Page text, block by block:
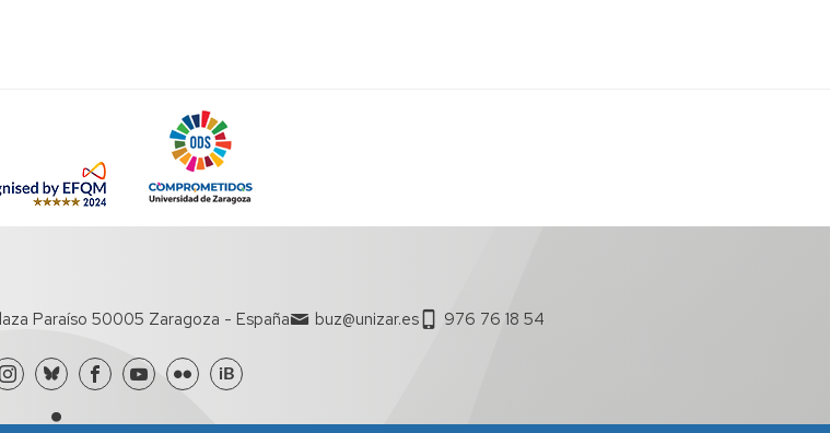
Paraíso 50005 Zaragoza - España buz@unizar.es 976 76 18 54